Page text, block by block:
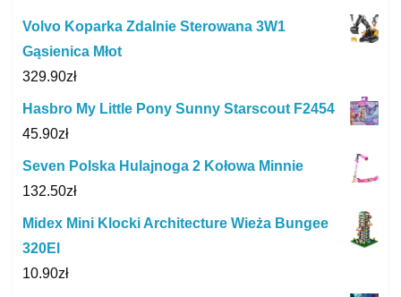
Volvo Koparka Zdalnie Sterowana 3W1
Gąsienica Młot
329.90zł
Hasbro My Little Pony Sunny Starscout F2454
45.90zł
Seven Polska Hulajnoga 2 Kołowa Minnie
132.50zł
Midex Mini Klocki Architecture Wieża Bungee
320El
10.90zł